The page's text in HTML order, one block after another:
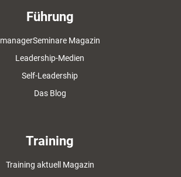
Führung
managerSeminare Magazin
Leadership-Medien
Self-Leadership
Das Blog
Training
Training aktuell Magazin